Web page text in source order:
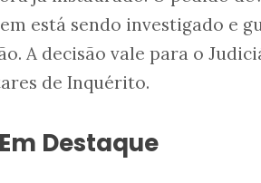
está sendo investigado e
A decisão vale para o
de Inquérito.
Destaque